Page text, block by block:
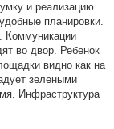
и реализацию.
планировки.
Коммуникации
во двор. Ребенок
видно как на
зелеными
Инфраструктура